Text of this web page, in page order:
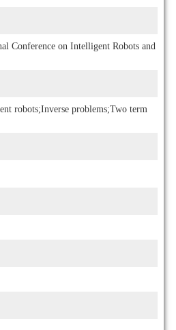
Conference on Intelligent Robots and
robots;Inverse problems;Two term